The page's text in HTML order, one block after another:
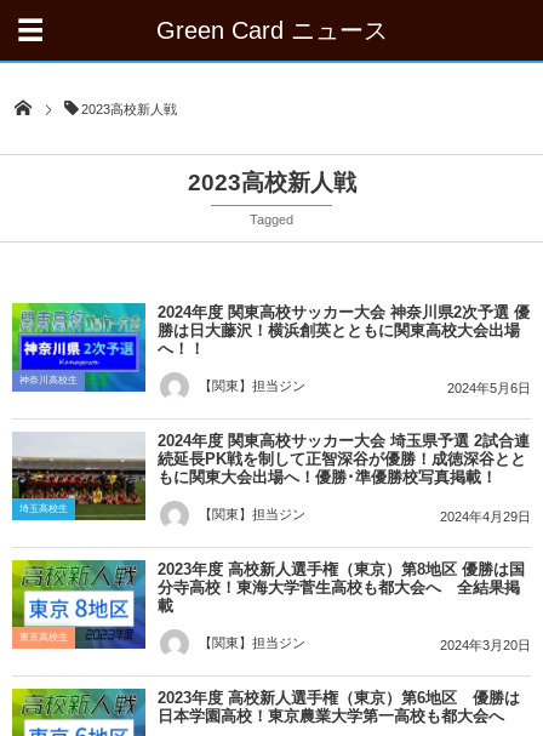
Green Card ニュース
2023高校新人戦
2023高校新人戦
Tagged
神奈川高校生
2024年度 関東高校サッカー大会 神奈川県2次予選 優
勝は日大藤沢！横浜創英とともに関東高校大会出場
へ！！
【関東】担当ジン 2024年5月6日
埼玉高校生
2024年度 関東高校サッカー大会 埼玉県予選 2試合連
続延長PK戦を制して正智深谷が優勝！成徳深谷とと
もに関東大会出場へ！優勝･準優勝校写真掲載！
【関東】担当ジン 2024年4月29日
東京高校生
2023年度 高校新人選手権（東京）第8地区 優勝は国
分寺高校！東海大学菅生高校も都大会へ 全結果掲
載
【関東】担当ジン 2024年3月20日
2023年度 高校新人選手権（東京）第6地区 優勝は
日本学園高校！東京農業大学第一高校も都大会へ